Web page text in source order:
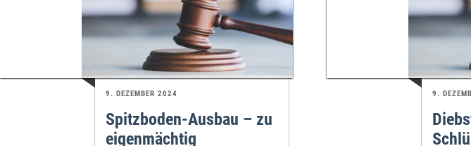
9. DEZEMBER 2024
Spitzboden-Ausbau – zu
eigenmächtig
9.